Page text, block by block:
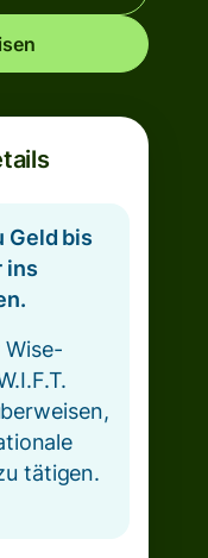
Geld bis
ins
Wise-
tätigen.